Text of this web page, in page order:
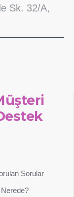
Sk. 32/A,
Sorular